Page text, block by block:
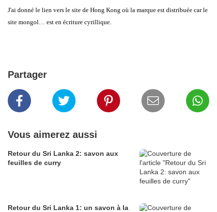
J'ai donné le lien vers le site de Hong Kong où la marque est distribuée car le
site mongol… est en écriture cyrillique.
Partager
Vous aimerez aussi
Retour du Sri Lanka 2: savon aux
feuilles de curry
Retour du Sri Lanka 1: un savon à la